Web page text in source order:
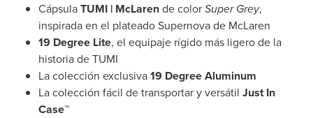
CápsulaTUMI | McLarende colorSuper Grey,
inspirada en el plateado Supernova de McLaren
19 Degree Lite, el equipaje rígido más ligero de la
historia de TUMI
La colección exclusiva19 Degree Aluminum
La colección fácil de transportar y versátil Just In
Case™